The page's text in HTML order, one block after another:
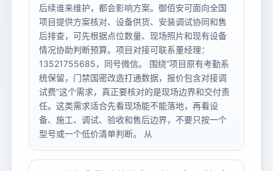
后续谁来维护，都会影响方案。御佰安可面向全国
项目提供方案核对、设备供货、安装调试协同和售
后排查，可先根据点位数量、现场照片和现有设备
情况协助判断预算。项目对接可联系董经理：
13521755685，同号微信。 围绕“项目原有考勤系
统保留，门禁国密改造打通数据，报价包含对接调
试费”这个需求，真正要核对的是现场边界和交付责
任。这类需求适合先看现场能不能落地，再看设
备、施工、调试、验收和售后边界，不要只按一个
型号或一个低价清单判断。 从